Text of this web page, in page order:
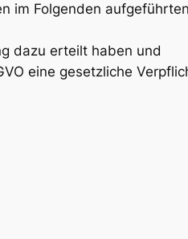
im Folgenden
dazu erteilt haben und
eine gesetzliche